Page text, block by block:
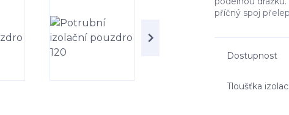
příčný spoj
Dostupnost
Tloušťka